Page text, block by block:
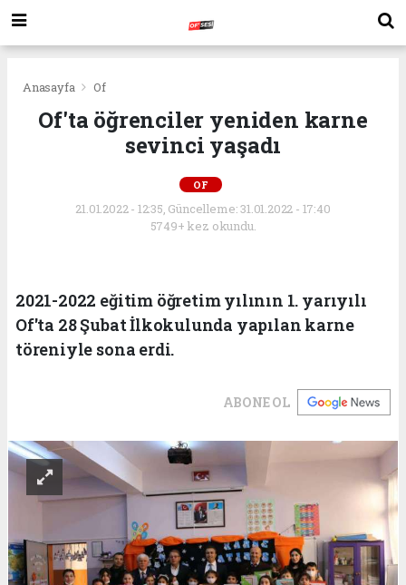
Anasayfa Of
Of'ta öğrenciler yeniden karne
sevinci yaşadı
OF
21.01.2022 - 12:35, Güncelleme: 31.01.2022 - 17:40
5749+ kez okundu.
2021-2022 eğitim öğretim yılının 1. yarıyılı
Of'ta 28 Şubat İlkokulunda yapılan karne
töreniyle sona erdi.
ABONE OL